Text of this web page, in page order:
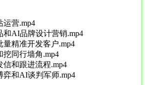
运营.mp4
和AI品牌设计营销.mp4
量精准开发客户.mp4
挖同行墙角.mp4
信和跟进流程.mp4
弈和AI谈判军师.mp4